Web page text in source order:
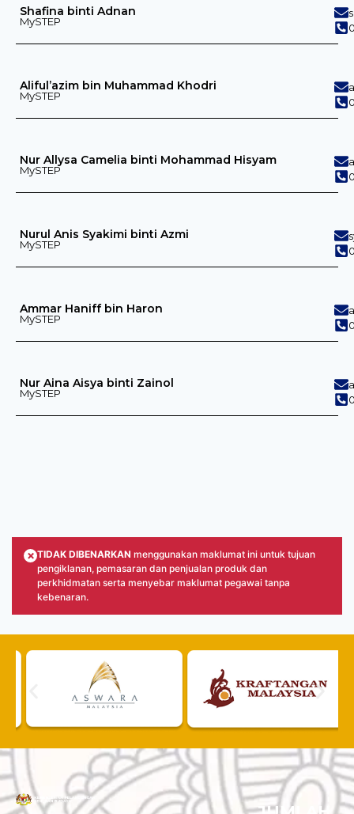
Shafina binti Adnan
MySTEP
Aliful’azim bin Muhammad Khodri
MySTEP
Nur Allysa Camelia binti Mohammad Hisyam
MySTEP
Nurul Anis Syakimi binti Azmi
MySTEP
Ammar Haniff bin Haron
MySTEP
Nur Aina Aisya binti Zainol
MySTEP
× TIDAK DIBENARKAN menggunakan maklumat ini untuk tujuan
pengiklanan, pemasaran dan penjualan produk dan
perkhidmatan serta menyebar maklumat pegawai tanpa
kebenaran.